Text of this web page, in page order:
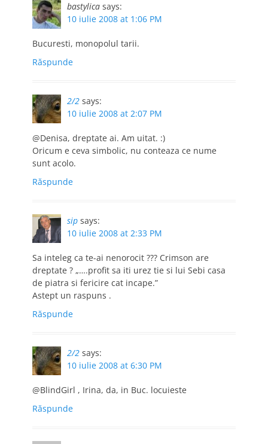
bastylica says:
10 iulie 2008 at 1:06 PM
Bucuresti, monopolul tarii.
Răspunde
2/2 says:
10 iulie 2008 at 2:07 PM
@Denisa, dreptate ai. Am uitat. :)
Oricum e ceva simbolic, nu conteaza ce nume
sunt acolo.
Răspunde
sip says:
10 iulie 2008 at 2:33 PM
Sa inteleg ca te-ai nenorocit ??? Crimson are
dreptate ? „….profit sa iti urez tie si lui Sebi casa
de piatra si fericire cat incape.”
Astept un raspuns .
Răspunde
2/2 says:
10 iulie 2008 at 6:30 PM
@BlindGirl , Irina, da, in Buc. locuieste
Răspunde